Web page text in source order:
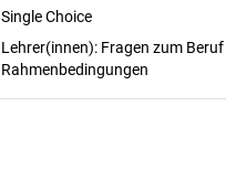
Single Choice
Lehrer(innen): Fragen zum
Rahmenbedingungen